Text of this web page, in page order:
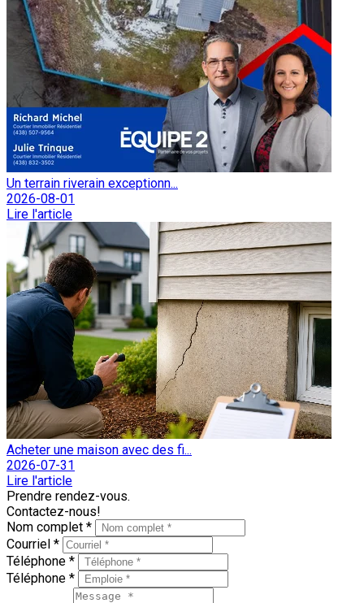
Un terrain riverain exceptionn...
2026-08-01
Lire l'article
Acheter une maison avec des fi...
2026-07-31
Lire l'article
Prendre rendez-vous.
Contactez-nous!
Nom complet *
Courriel *
Téléphone *
Téléphone *